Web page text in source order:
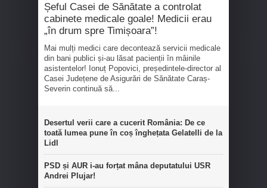
Șeful Casei de Sănătate a controlat
cabinete medicale goale! Medicii erau
„în drum spre Timișoara”!
Mai mulți medici care decontează servicii medicale
din bani publici și-au lăsat pacienții în mâinile
asistentelor! Ionuț Popovici, președintele-director al
Casei Județene de Asigurări de Sănătate Caraș-
Severin continuă să...
Desertul verii care a cucerit România: De ce
toată lumea pune în coș înghețata Gelatelli de la
Lidl
PSD și AUR i-au forțat mâna deputatului USR
Andrei Plujar!